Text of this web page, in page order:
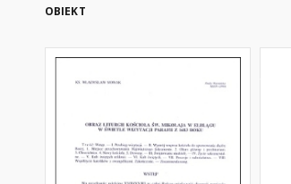
OBIEKT